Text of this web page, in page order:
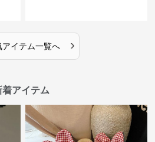
アイテム一覧へ ›
アイテム